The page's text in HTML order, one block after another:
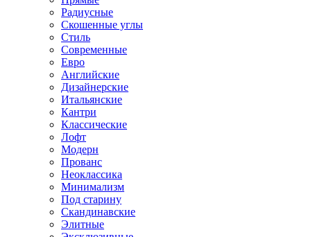
Радиусные
Скошенные углы
Стиль
Современные
Евро
Английские
Дизайнерские
Итальянские
Кантри
Классические
Лофт
Модерн
Прованс
Неоклассика
Минимализм
Под старину
Скандинавские
Элитные